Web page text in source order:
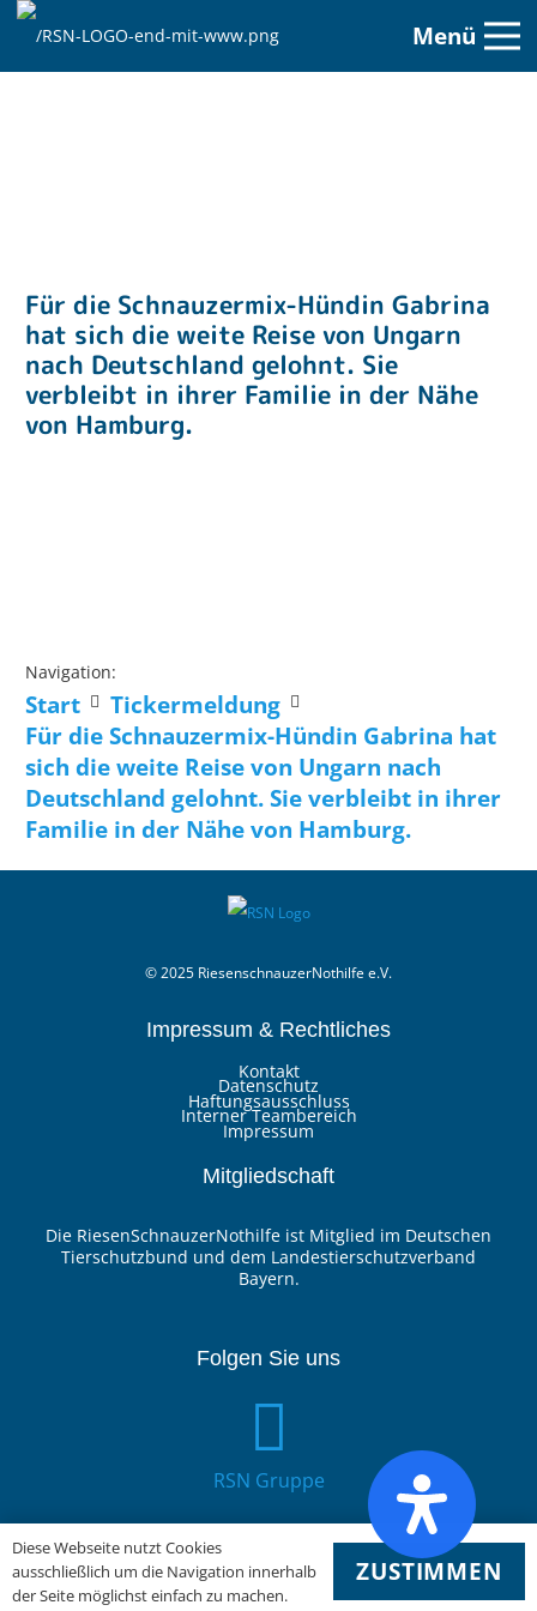
Menü
Für die Schnauzermix-Hündin Gabrina
hat sich die weite Reise von Ungarn
nach Deutschland gelohnt. Sie
verbleibt in ihrer Familie in der Nähe
von Hamburg.
Navigation:
Start
Tickermeldung
Für die Schnauzermix-Hündin Gabrina hat
sich die weite Reise von Ungarn nach
Deutschland gelohnt. Sie verbleibt in ihrer
Familie in der Nähe von Hamburg.
© 2025 RiesenschnauzerNothilfe e.V.
Impressum & Rechtliches
Kontakt
Datenschutz
Haftungsausschluss
Interner Teambereich
Impressum
Mitgliedschaft
Die RiesenSchnauzerNothilfe ist Mitglied im Deutschen
Tierschutzbund und dem Landestierschutzverband
Bayern.
Folgen Sie uns
RSN Gruppe
Diese Webseite nutzt Cookies
ausschließlich um die Navigation innerhalb
der Seite möglichst einfach zu machen.
ZUSTIMMEN